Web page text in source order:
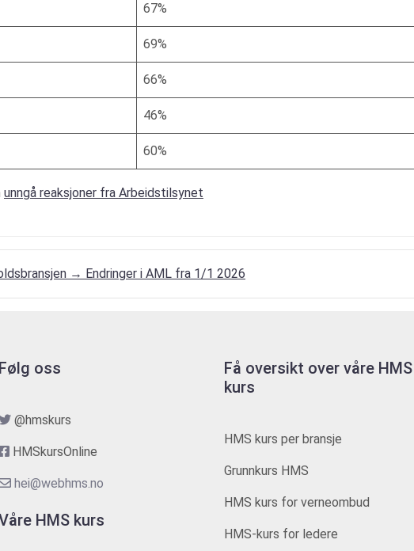
67%
69%
66%
46%
60%
unngå reaksjoner fra Arbeidstilsynet
→ Endringer i AML fra 1/1 2026
Følg oss
@hmskurs
HMSkursOnline
hei@webhms.no
HMS kurs
Få oversikt over våre HMS
kurs
HMS kurs per bransje
Grunnkurs HMS
HMS kurs for verneombud
HMS-kurs for ledere